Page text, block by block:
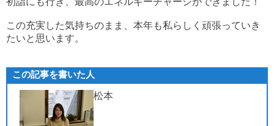
この充実した気持ちのまま、本年も私らしく頑張っていき
たいと思います。
この記事を書いた人
松本